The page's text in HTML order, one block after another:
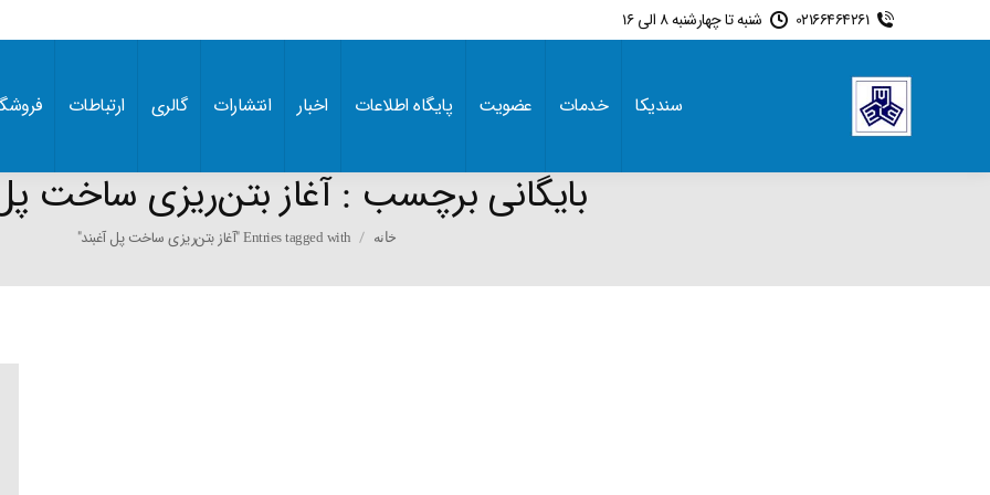
02166464261 شنبه تا چهارشنبه 8 الی 16
سندیکا خدمات عضویت پایگاه اطلاعات اخبار انتشارات گالری ارتباطات
بایگانی برچسب :آغاز بتن‌ریزی ساخت
You are here:
خانه Entries tagged with "آغاز بتن‌ریزی ساخت پل آغبند"